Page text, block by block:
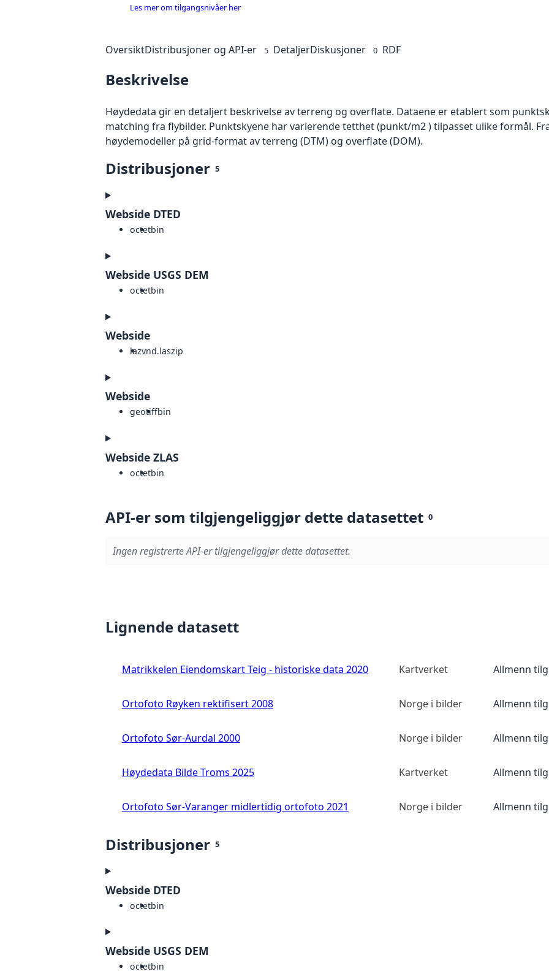
Les mer om tilgangsnivåer her
OversiktDistribusjoner og API-er 5 DetaljerDiskusjoner 0 RDF
Beskrivelse
Høydedata gir en detaljert beskrivelse av terreng og overflate. Dataene er etablert som
matching fra flybilder. Punktskyene har varierende tetthet (punkt/m2 ) tilpasset ulike formål.
høydemodeller på grid-format av terreng (DTM) og overflate (DOM).
Distribusjoner 5
Webside DTED
octetbin
Webside USGS DEM
octetbin
Webside
lazvnd.laszip
Webside
geotiffbin
Webside ZLAS
octetbin
API-er som tilgjengeliggjør dette datasettet 0
Ingen registrerte API-er tilgjengeliggjør dette datasettet.
Lignende datasett
Matrikkelen Eiendomskart Teig - historiske data 2020 Kartverket Allmenn
Ortofoto Røyken rektifisert 2008 Norge i bilder Allmenn
Ortofoto Sør-Aurdal 2000 Norge i bilder Allmenn
Høydedata Bilde Troms 2025 Kartverket Allmenn
Ortofoto Sør-Varanger midlertidig ortofoto 2021 Norge i bilder Allmenn
Distribusjoner 5
Webside DTED
octetbin
Webside USGS DEM
octetbin